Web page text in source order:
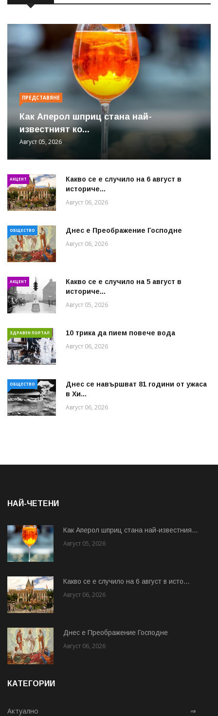
ПРЕДСТАВЯНЕ
Как Аперол шприц стана най-
известният ко...
Август 05, 2026
АКЦЕНТ
Какво се е случило на 6 август в
историче...
Август 06, 2026
ОБЩЕСТВО Днес е Преображение Господне
Август 06, 2026
АКЦЕНТ
Какво се е случило на 5 август в
историче...
Август 05, 2026
ЗДРАВЕН ПОРТАЛ 10 трика да пием повече вода
Август 06, 2026
ОБЩЕСТВО
Днес се навършват 81 години от ужаса
в Хи...
Август 06, 2026
НАЙ-ЧЕТЕНИ
Как Аперол шприц стана най-известния...
Август 05, 2026
Какво се е случило на 6 август в исто...
Август 06, 2026
Днес е Преображение Господне
Август 06, 2026
КАТЕГОРИИ
Актуално ⇒